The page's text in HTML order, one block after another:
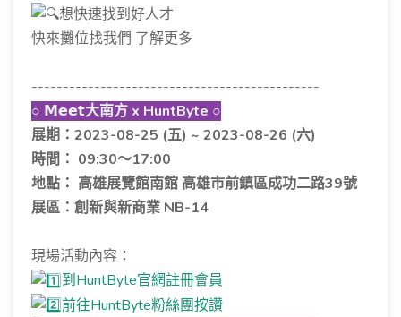
想快速找到好人才
快來攤位找我們 了解更多
----------------------------------------------
○ 𝗠𝗲𝗲𝘁大南方 x HuntByte ○
展期：2023-08-25 (五) ~ 2023-08-26 (六)
時間： 09:30～17:00
地點： 高雄展覽館南館 高雄市前鎮區成功二路39號
展區：創新與新商業 NB-14
現場活動內容：
到HuntByte官網註冊會員
前往HuntByte粉絲團按讚